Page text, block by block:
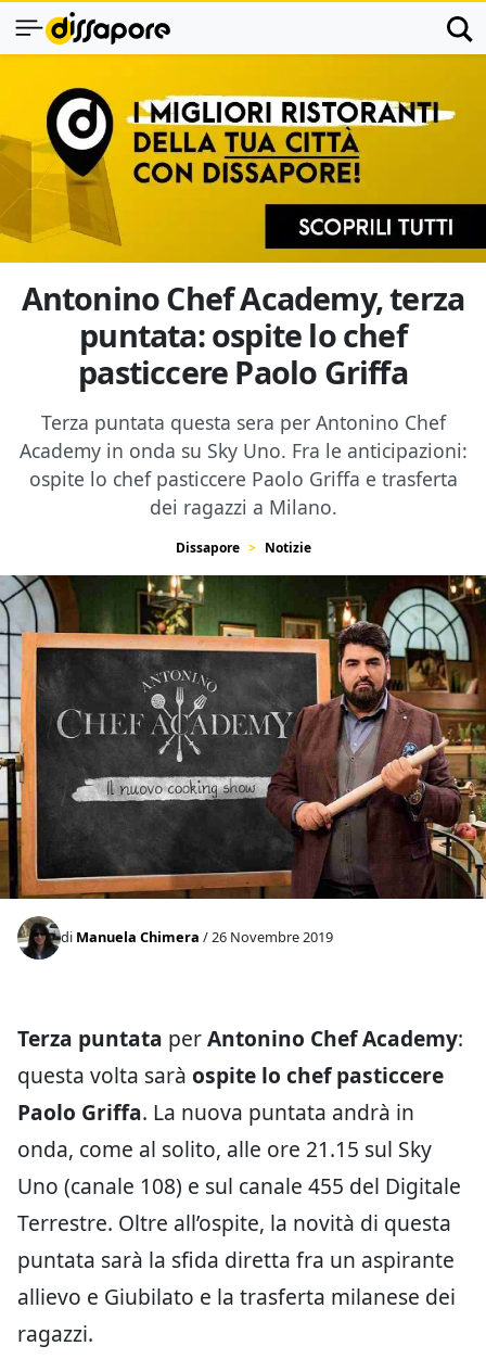
Antonino Chef Academy, terza
puntata: ospite lo chef
pasticcere Paolo Griffa
Terza puntata questa sera per Antonino Chef
Academy in onda su Sky Uno. Fra le anticipazioni:
ospite lo chef pasticcere Paolo Griffa e trasferta
dei ragazzi a Milano.
Dissapore Notizie
di Manuela Chimera / 26 Novembre 2019
Terza puntata perAntonino Chef Academy:
questa volta sarà ospite lo chef pasticcere
Paolo Griffa. La nuova puntata andrà in
onda, come al solito, alle ore 21.15 sul Sky
Uno (canale 108) e sul canale 455 del Digitale
Terrestre. Oltre all’ospite, la novità di questa
puntata sarà la sfida diretta fra un aspirante
allievo e Giubilato e la trasferta milanese dei
ragazzi.